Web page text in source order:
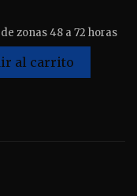
zonas 48 a 72 horas
al carrito